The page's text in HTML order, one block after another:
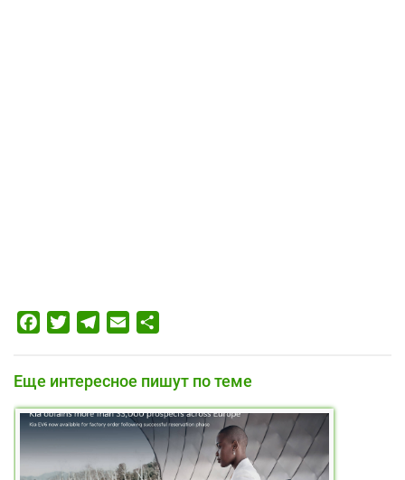
FacebookTwitterTelegram
Email
Еще интересное пишут по теме